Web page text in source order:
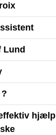
Lund
hjælp